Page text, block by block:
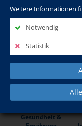
Weitere Informationen
Notwendig
Statistik
Politik, Wissenschaft &
Internationales
Gesundheit &